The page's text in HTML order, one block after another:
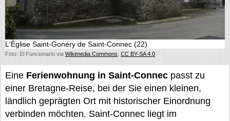
L'Église Saint-Gonéry de Saint-Connec (22)
Foto: El Funcionario via Wikimedia Commons CC BY-SA 4.0
Eine Ferienwohnung in Saint-Connec passt zu
einer Bretagne-Reise, bei der Sie einen kleinen,
ländlich geprägten Ort mit historischer Einordnung
verbinden möchten. Saint-Connec liegt im